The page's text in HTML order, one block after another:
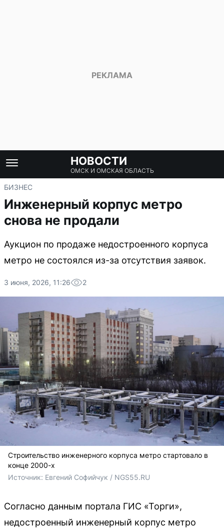
НОВОСТИ
ОМСК И ОМСКАЯ ОБЛАСТЬ
БИЗНЕС
Инженерный корпус метро
снова не продали
Аукцион по продаже недостроенного корпуса
метро не состоялся из-за отсутствия заявок.
3 июня, 2026, 11:26 2
Строительство инженерного корпуса метро стартовало в
конце 2000-х
Источник: Евгений Софийчук / NGS55.RU
Согласно данным портала ГИС «Торги»,
недостроенный инженерный корпус метро